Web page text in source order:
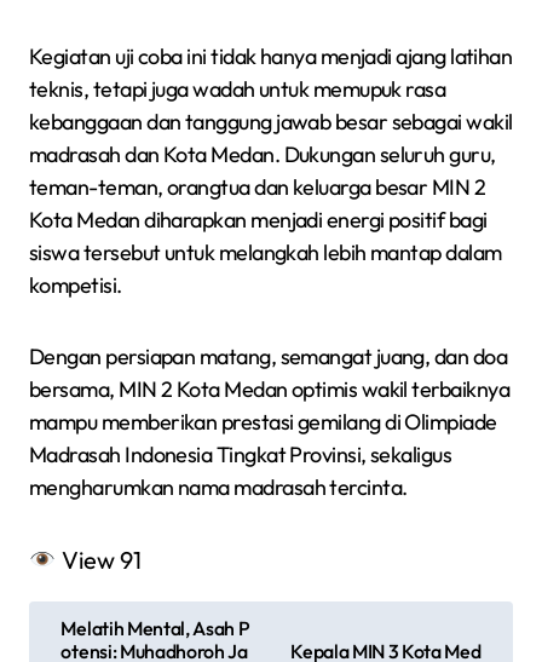
Kegiatan uji coba ini tidak hanya menjadi ajang latihan
teknis, tetapi juga wadah untuk memupuk rasa
kebanggaan dan tanggung jawab besar sebagai wakil
madrasah dan Kota Medan. Dukungan seluruh guru,
teman-teman, orangtua dan keluarga besar MIN 2
Kota Medan diharapkan menjadi energi positif bagi
siswa tersebut untuk melangkah lebih mantap dalam
kompetisi.
Dengan persiapan matang, semangat juang, dan doa
bersama, MIN 2 Kota Medan optimis wakil terbaiknya
mampu memberikan prestasi gemilang di Olimpiade
Madrasah Indonesia Tingkat Provinsi, sekaligus
mengharumkan nama madrasah tercinta.
View91
Melatih Mental, Asah P
otensi: Muhadhoroh Ja
Kepala MIN 3 Kota Med